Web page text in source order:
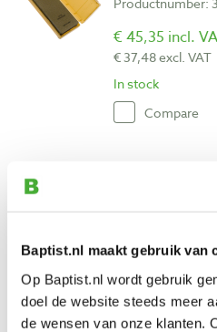
Baptist.nl maakt gebruik van
Op Baptist.nl wordt gebruik
doel de website steeds meer
de wensen van onze klanten.
€ 45,35 incl.
€ 37,48 excl. VAT
In stock
Compare
Ice Bear King
185 x 63 x 25
Productnumber:
€ 56,75 incl.
€ 46,90 excl. VAT
In stock
Compare